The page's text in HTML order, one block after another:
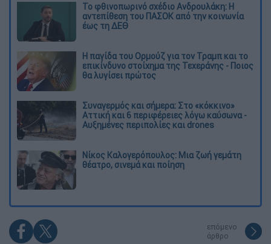
Το φθινοπωρινό σχέδιο Ανδρουλάκη: Η
αντεπίθεση του ΠΑΣΟΚ από την κοινωνία
έως τη ΔΕΘ
Η παγίδα του Ορμούζ για τον Τραμπ και το
επικίνδυνο στοίχημα της Τεχεράνης - Ποιος
θα λυγίσει πρώτος
Συναγερμός και σήμερα: Στο «κόκκινο»
Αττική και 6 περιφέρειες λόγω καύσωνα -
Αυξημένες περιπολίες και drones
Νίκος Καλογερόπουλος: Μια ζωή γεμάτη
θέατρο, σινεμά και ποίηση
επόμενο
άρθρο